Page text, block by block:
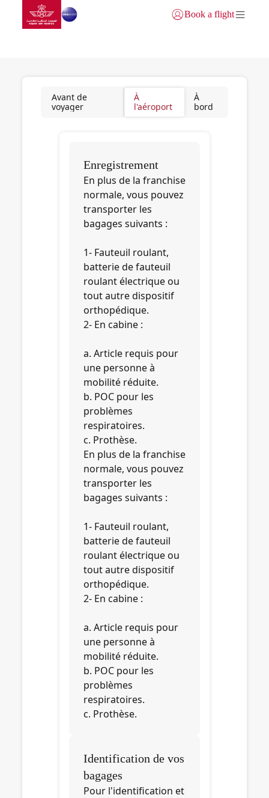
Saut au contenu principal
Aller à la page accueil
Se connecter | S’inscrire)
Book a flight
Avant de
voyager
À
l'aéroport
À
bord
Enregistrement
En plus de la franchise
normale, vous pouvez
transporter les
bagages suivants :
1- Fauteuil roulant,
batterie de fauteuil
roulant électrique ou
tout autre dispositif
orthopédique.
2- En cabine :
a. Article requis pour
une personne à
mobilité réduite.
b. POC pour les
problèmes
respiratoires.
c. Prothèse.
En plus de la franchise
normale, vous pouvez
transporter les
bagages suivants :
1- Fauteuil roulant,
batterie de fauteuil
roulant électrique ou
tout autre dispositif
orthopédique.
2- En cabine :
a. Article requis pour
une personne à
mobilité réduite.
b. POC pour les
problèmes
respiratoires.
c. Prothèse.
Identification de vos
bagages
Pour l'identification et